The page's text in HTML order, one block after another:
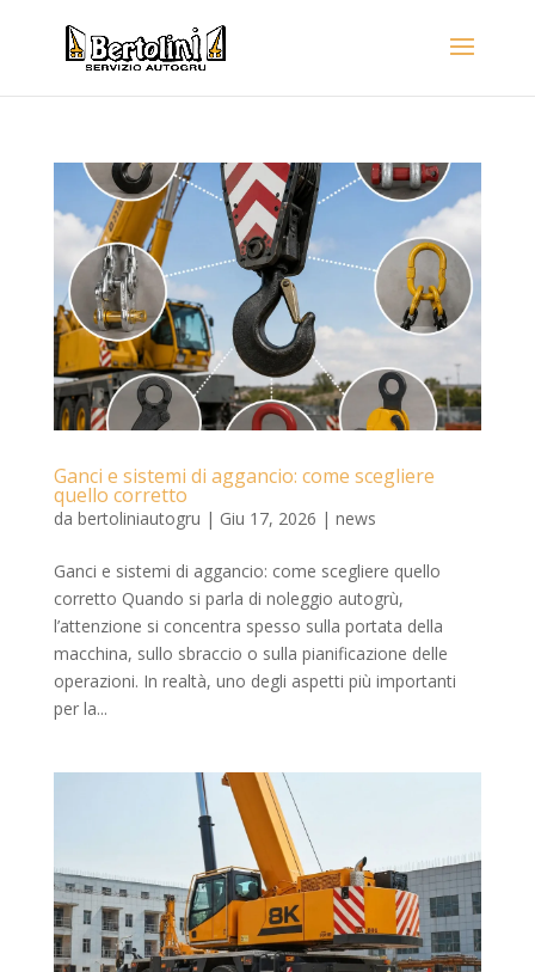
Ganci e sistemi di aggancio: come scegliere
quello corretto
da bertoliniautogru | Giu 17, 2026 | news
Ganci e sistemi di aggancio: come scegliere quello
corretto Quando si parla di noleggio autogrù,
l’attenzione si concentra spesso sulla portata della
macchina, sullo sbraccio o sulla pianificazione delle
operazioni. In realtà, uno degli aspetti più importanti
per la...